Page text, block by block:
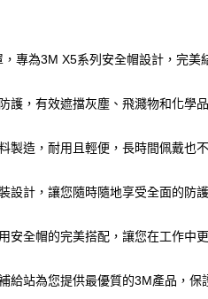
專為3M X5系列安全帽設計，完美
護，有效遮擋灰塵、飛濺物和化學
製造，耐用且輕便，長時間佩戴也
設計，讓您隨時隨地享受全面的防
安全帽的完美搭配，讓您在工作中
給站為您提供最優質的3M產品，保